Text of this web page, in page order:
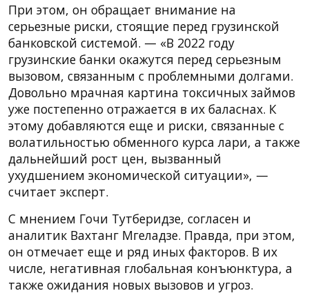
При этом, он обращает внимание на
серьезные риски, стоящие перед грузинской
банковской системой. — «В 2022 году
грузинские банки окажутся перед серьезным
вызовом, связанным с проблемными долгами.
Довольно мрачная картина токсичных займов
уже постепенно отражается в их баласнах. К
этому добавляются еще и риски, связанные с
волатильностью обменного курса лари, а также
дальнейший рост цен, вызванный
ухудшением экономической ситуации», —
считает эксперт.
С мнением Гочи Тутберидзе, согласен и
аналитик Вахтанг Мгеладзе. Правда, при этом,
он отмечает еще и ряд иных факторов. В их
числе, негативная глобальная конъюнктура, а
также ожидания новых вызовов и угроз.